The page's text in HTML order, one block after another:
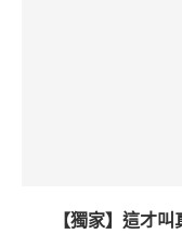
【獨家】這才